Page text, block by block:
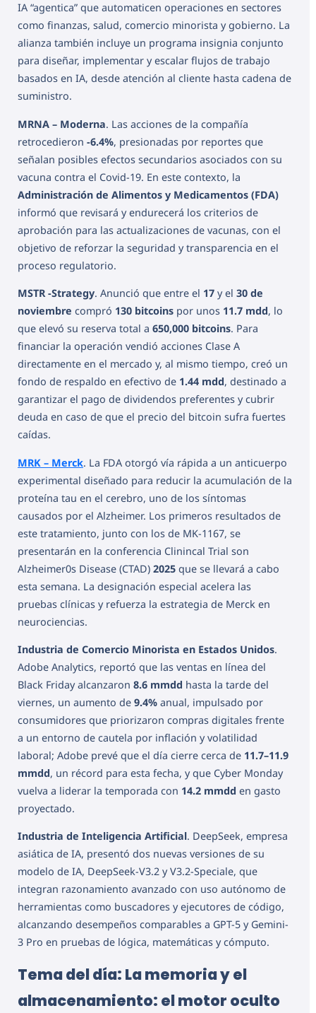
IA “agentica” que automaticen operaciones en sectores
como finanzas, salud, comercio minorista y gobierno. La
alianza también incluye un programa insignia conjunto
para diseñar, implementar y escalar flujos de trabajo
basados en IA, desde atención al cliente hasta cadena de
suministro.
MRNA – Moderna. Las acciones de la compañía
retrocedieron -6.4%, presionadas por reportes que
señalan posibles efectos secundarios asociados con su
vacuna contra el Covid-19. En este contexto, la
Administración de Alimentos y Medicamentos (FDA)
informó que revisará y endurecerá los criterios de
aprobación para las actualizaciones de vacunas, con el
objetivo de reforzar la seguridad y transparencia en el
proceso regulatorio.
MSTR -Strategy. Anunció que entre el 17 y el 30 de
noviembre compró 130 bitcoins por unos 11.7 mdd, lo
que elevó su reserva total a 650,000 bitcoins. Para
financiar la operación vendió acciones Clase A
directamente en el mercado y, al mismo tiempo, creó un
fondo de respaldo en efectivo de 1.44 mdd, destinado a
garantizar el pago de dividendos preferentes y cubrir
deuda en caso de que el precio del bitcoin sufra fuertes
caídas.
MRK – Merck. La FDA otorgó vía rápida a un anticuerpo
experimental diseñado para reducir la acumulación de la
proteína tau en el cerebro, uno de los síntomas
causados por el Alzheimer. Los primeros resultados de
este tratamiento, junto con los de MK-1167, se
presentarán en la conferencia Clinincal Trial son
Alzheimer0s Disease (CTAD) 2025 que se llevará a cabo
esta semana. La designación especial acelera las
pruebas clínicas y refuerza la estrategia de Merck en
neurociencias.
Industria de Comercio Minorista en Estados Unidos.
Adobe Analytics, reportó que las ventas en línea del
Black Friday alcanzaron 8.6 mmdd hasta la tarde del
viernes, un aumento de 9.4% anual, impulsado por
consumidores que priorizaron compras digitales frente
a un entorno de cautela por inflación y volatilidad
laboral; Adobe prevé que el día cierre cerca de 11.7–11.9
mmdd, un récord para esta fecha, y que Cyber Monday
vuelva a liderar la temporada con 14.2 mmdd en gasto
proyectado.
Industria de Inteligencia Artificial. DeepSeek, empresa
asiática de IA, presentó dos nuevas versiones de su
modelo de IA, DeepSeek-V3.2 y V3.2-Speciale, que
integran razonamiento avanzado con uso autónomo de
herramientas como buscadores y ejecutores de código,
alcanzando desempeños comparables a GPT-5 y Gemini-
3 Pro en pruebas de lógica, matemáticas y cómputo.
Tema del día: La memoria y el
almacenamiento: el motor oculto